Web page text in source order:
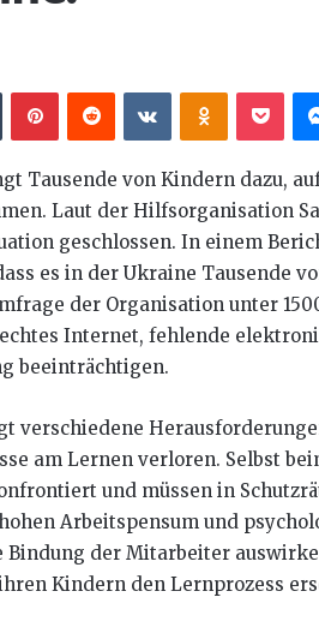
TumblrPinterestRedditVKontakte
Tausende von Kindern dazu,
Laut der Hilfsorganisation
geschlossen. In einem
es in der Ukraine Tausende
der Organisation unter
Internet, fehlende
beeinträchtigen.
verschiedene
am Lernen verloren. Selbst
und müssen in
Arbeitspensum und
der Mitarbeiter
Kindern den Lernprozess